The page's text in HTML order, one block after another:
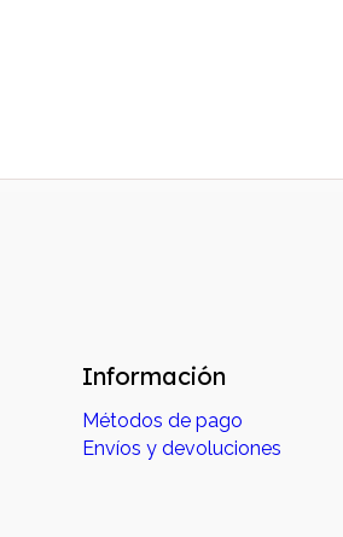
Información
Métodos de pago
Envíos y devoluciones